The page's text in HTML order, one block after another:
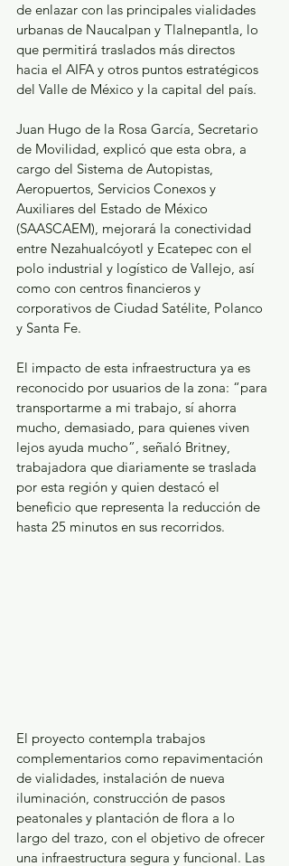
de enlazar con las principales vialidades
urbanas de Naucalpan y Tlalnepantla, lo
que permitirá traslados más directos
hacia el AIFA y otros puntos estratégicos
del Valle de México y la capital del país.
Juan Hugo de la Rosa García, Secretario
de Movilidad, explicó que esta obra, a
cargo del Sistema de Autopistas,
Aeropuertos, Servicios Conexos y
Auxiliares del Estado de México
(SAASCAEM), mejorará la conectividad
entre Nezahualcóyotl y Ecatepec con el
polo industrial y logístico de Vallejo, así
como con centros financieros y
corporativos de Ciudad Satélite, Polanco
y Santa Fe.
El impacto de esta infraestructura ya es
reconocido por usuarios de la zona: “para
transportarme a mi trabajo, sí ahorra
mucho, demasiado, para quienes viven
lejos ayuda mucho”, señaló Britney,
trabajadora que diariamente se traslada
por esta región y quien destacó el
beneficio que representa la reducción de
hasta 25 minutos en sus recorridos.
El proyecto contempla trabajos
complementarios como repavimentación
de vialidades, instalación de nueva
iluminación, construcción de pasos
peatonales y plantación de flora a lo
largo del trazo, con el objetivo de ofrecer
una infraestructura segura y funcional. Las